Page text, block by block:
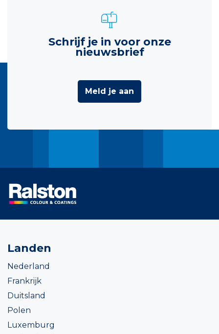
Schrijf je in voor onze
nieuwsbrief
Meld je aan
Landen
Nederland
Frankrijk
Duitsland
Polen
Luxemburg